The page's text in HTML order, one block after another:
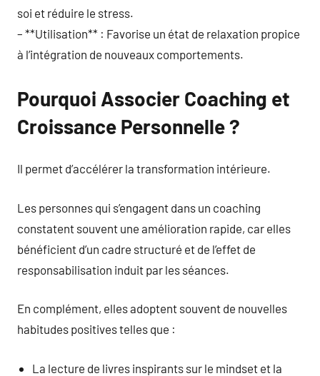
soi et réduire le stress.
– **Utilisation** : Favorise un état de relaxation propice
à l’intégration de nouveaux comportements.
Pourquoi Associer Coaching et
Croissance Personnelle ?
Il permet d’accélérer la transformation intérieure.
Les personnes qui s’engagent dans un coaching
constatent souvent une amélioration rapide, car elles
bénéficient d’un cadre structuré et de l’effet de
responsabilisation induit par les séances.
En complément, elles adoptent souvent de nouvelles
habitudes positives telles que :
La lecture de livres inspirants sur le mindset et la